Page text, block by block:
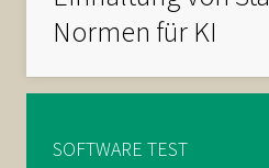
Normen für KI
SOFTWARE TEST